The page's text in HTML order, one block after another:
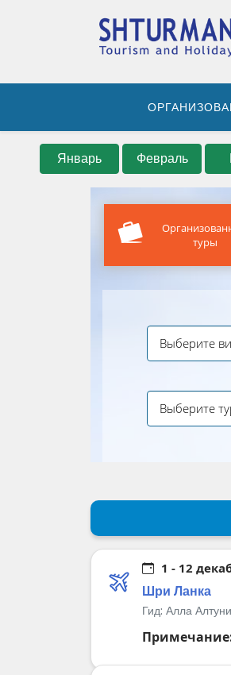
Январь Февраль
туры
1 - 12
Шри Ланка
Гид: Алла